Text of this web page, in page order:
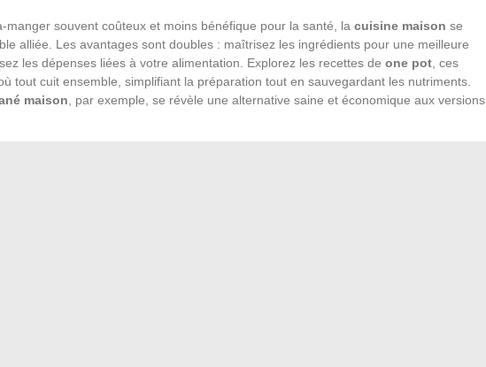
manger souvent coûteux et moins bénéfique pour la santé, la cuisine maison se
alliée. Les avantages sont doubles : maîtrisez les ingrédients pour une meilleure
les dépenses liées à votre alimentation. Explorez les recettes de one pot , ces
tout cuit ensemble, simplifiant la préparation tout en sauvegardant les nutriments.
maison , par exemple, se révèle une alternative saine et économique aux versions